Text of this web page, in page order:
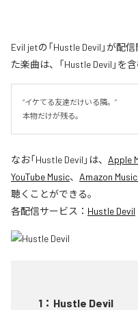
Evil jetの「Hustle Devil」が配
た楽曲は、「Hustle Devil」を
“イケてる友達だけいる隣。”
本物だけが残る。
なお「Hustle Devil 」は、 Apple
YouTube Music、 Amazon
聴くことができる。
各配信サービス： Hustle Devil
1 ： Hustle Devil